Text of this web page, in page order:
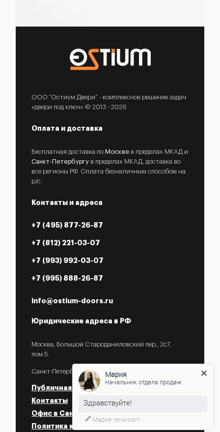
ООО “Остиум Двери” - комплексное решение задач
«двери под ключ» © 2013 - 2026
Оплата и доставка
Бесплатная доставка по Москве в пределах МКАД и
Санкт-Петербургу в пределах МКАД, доставка во
все регионы РФ. Оплата безналичным способом на
р/с.
Контакты и адреса
+7 (495) 877-26-87
+7 (812) 221-03-07
+7 (993) 992-03-07
+7 (995) 888-26-87
info@ostium-doors.ru
Юридические адреса в РФ
Москва, Большой Староданиловский пер., 2с7,
пом.5.
Санкт-Петербург, ул. Некрасова, 18.
Публичная оферта
Контакты
Офис в Санкт-Петербурге
Политика конфиденциальности
Мария
Начальник отдела продаж
Мария печатает...